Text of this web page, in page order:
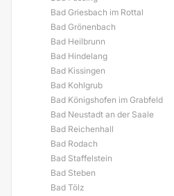
Bad Griesbach im Rottal
Bad Grönenbach
Bad Heilbrunn
Bad Hindelang
Bad Kissingen
Bad Kohlgrub
Bad Königshofen im Grabfeld
Bad Neustadt an der Saale
Bad Reichenhall
Bad Rodach
Bad Staffelstein
Bad Steben
Bad Tölz